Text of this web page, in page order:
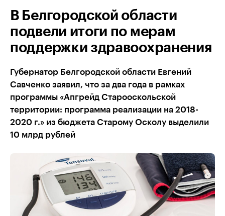
В Белгородской области
подвели итоги по мерам
поддержки здравоохранения
Губернатор Белгородской области Евгений
Савченко заявил, что за два года в рамках
программы «Апгрейд Старооскольской
территории: программа реализации на 2018-
2020 г.» из бюджета Старому Осколу выделили
10 млрд рублей